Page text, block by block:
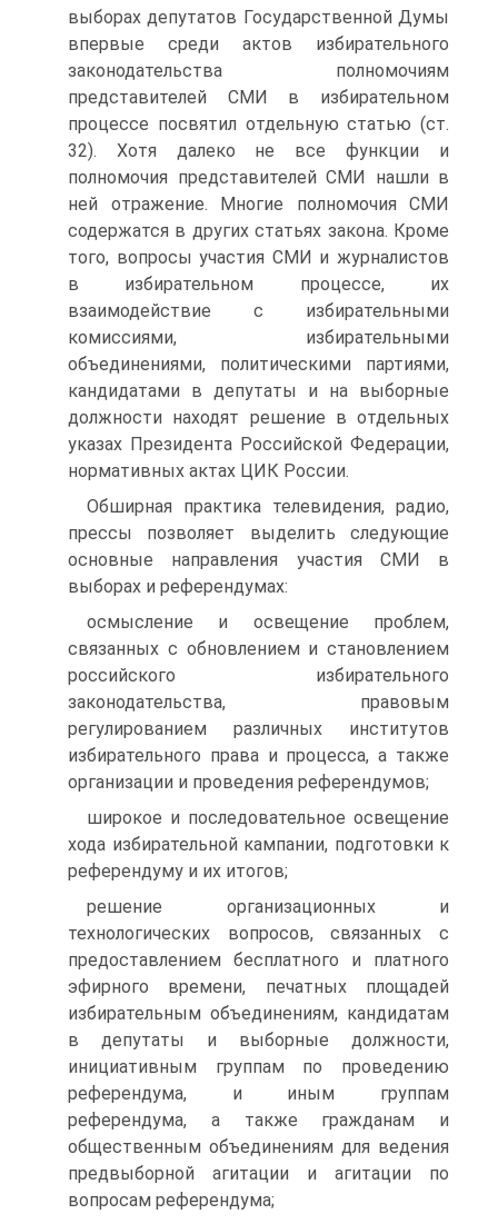
выборах депутатов Государственной Думы
впервые среди актов избирательного
законодательства полномочиям
представителей СМИ в избирательном
процессе посвятил отдельную статью (ст.
32). Хотя далеко не все функции и
полномочия представителей СМИ нашли в
ней отражение. Многие полномочия СМИ
содержатся в других статьях закона. Кроме
того, вопросы участия СМИ и журналистов
в избирательном процессе, их
взаимодействие с избирательными
комиссиями, избирательными
объединениями, политическими партиями,
кандидатами в депутаты и на выборные
должности находят решение в отдельных
указах Президента Российской Федерации,
нормативных актах ЦИК России.
Обширная практика телевидения, радио,
прессы позволяет выделить следующие
основные направления участия СМИ в
выборах и референдумах:
осмысление и освещение проблем,
связанных с обновлением и становлением
российского избирательного
законодательства, правовым
регулированием различных институтов
избирательного права и процесса, а также
организации и проведения референдумов;
широкое и последовательное освещение
хода избирательной кампании, подготовки к
референдуму и их итогов;
решение организационных и
технологических вопросов, связанных с
предоставлением бесплатного и платного
эфирного времени, печатных площадей
избирательным объединениям, кандидатам
в депутаты и выборные должности,
инициативным группам по проведению
референдума, и иным группам
референдума, а также гражданам и
общественным объединениям для ведения
предвыборной агитации и агитации по
вопросам референдума;